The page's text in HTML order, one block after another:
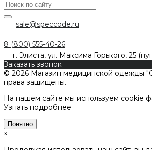
sale@speccode.ru
8 (800) 555-40-26
г. Элиста, ул. Максима Горького, 25
Заказать звонок
© 2026 Магазин медицинской одежды
права защищены.
На нашем сайте мы используем cookie
Узнать подробнее
Понятно
×